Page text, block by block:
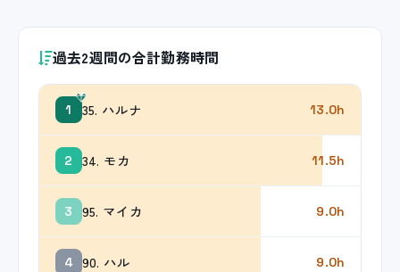
過去2週間の合計勤務時間
1 35. ハルナ 13.0h
2 34. モカ 11.5h
3 95. マイカ 9.0h
4 90. ハル 9.0h